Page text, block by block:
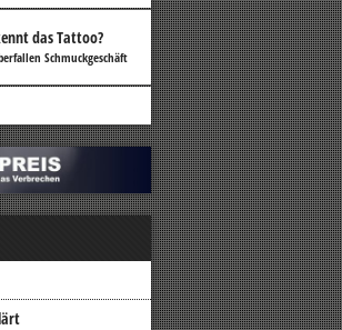
das Tattoo?
Schmuckgeschäft